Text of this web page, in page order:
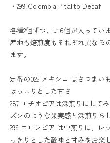
・299 Colombia Pitalito Decaf
各種2個ずつ、計6個が入っていま
産地も焙煎度もそれぞれ異なる
ます。
定番の025 メキシコ はさつまい
ほっこりとした甘さ
287 エチオピアは深煎りにして
ズンのような果実感と深煎りら
299 コロンビア は中煎りに。レ
っきりとした酸味と甘みをお楽